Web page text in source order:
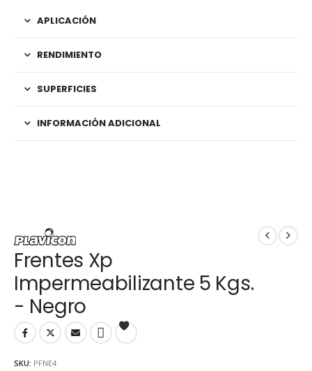
APLICACIÓN
RENDIMIENTO
SUPERFICIES
INFORMACIÓN ADICIONAL
Frentes Xp
Impermeabilizante 5 Kgs.
- Negro
SKU: PFNE4